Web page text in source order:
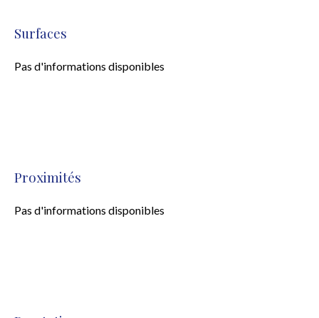
Surfaces
Pas d'informations disponibles
Proximités
Pas d'informations disponibles